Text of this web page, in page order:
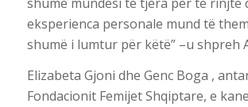
eksperienca personale mund të
shumë i lumtur për këtë” –u shpreh
Elizabeta Gjoni dhe Genc Boga ,
Fondacionit Femijet Shqiptare, e